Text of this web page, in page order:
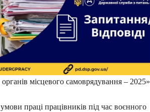
місцевого самоврядування – 2025»
праці працівників під час воєнного